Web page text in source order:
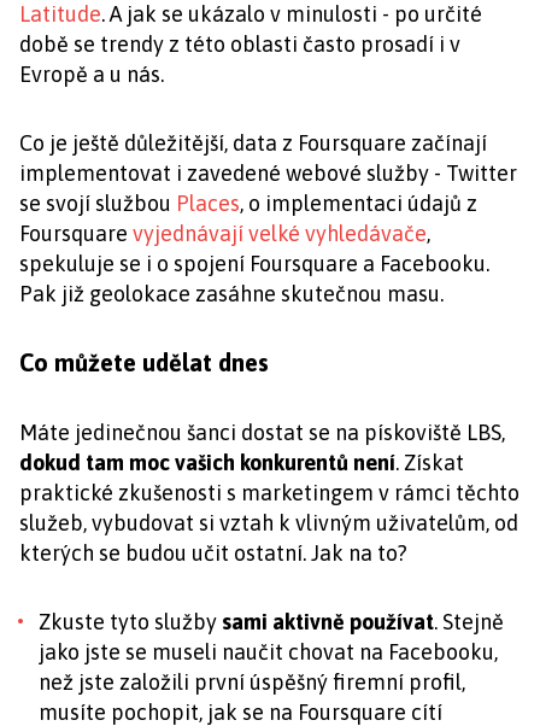
Latitude. A jak se ukázalo v minulosti - po určité
době se trendy z této oblasti často prosadí i v
Evropě a u nás.
Co je ještě důležitější, data z Foursquare začínají
implementovat i zavedené webové služby - Twitter
se svojí službou Places, o implementaci údajů z
Foursquare vyjednávají velké vyhledávače,
spekuluje se i o spojení Foursquare a Facebooku.
Pak již geolokace zasáhne skutečnou masu.
Co můžete udělat dnes
Máte jedinečnou šanci dostat se na pískoviště LBS,
dokud tam moc vašich konkurentů není. Získat
praktické zkušenosti s marketingem v rámci těchto
služeb, vybudovat si vztah k vlivným uživatelům, od
kterých se budou učit ostatní. Jak na to?
Zkuste tyto služby sami aktivně používat. Stejně
jako jste se museli naučit chovat na Facebooku,
než jste založili první úspěšný firemní profil,
musíte pochopit, jak se na Foursquare cítí